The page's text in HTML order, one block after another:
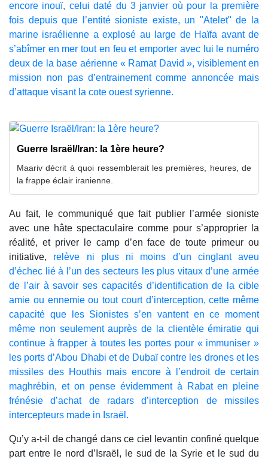
encore inouï, celui daté du 3 janvier où pour la première
fois depuis que l’entité sioniste existe, un "Atelet" de la
marine israélienne a explosé au large de Haïfa avant de
s’abîmer en mer tout en feu et emporter avec lui le numéro
deux de la base aérienne « Ramat David », visiblement en
mission non pas d’entrainement comme annoncée mais
d’attaque visant la cote ouest syrienne.
Guerre Israël/Iran: la 1ère heure?
Maariv décrit à quoi ressemblerait les premières, heures, de
la frappe éclair iranienne.
Au fait, le communiqué que fait publier l’armée sioniste
avec une hâte spectaculaire comme pour s’approprier la
réalité, et priver le camp d’en face de toute primeur ou
initiative, relève ni plus ni moins d’un cinglant aveu
d’échec lié à l’un des secteurs les plus vitaux d’une armée
de l’air à savoir ses capacités d’identification de la cible
amie ou ennemie ou tout court d’interception, cette même
capacité que les Sionistes s’en vantent en ce moment
même non seulement auprès de la clientèle émiratie qui
continue à frapper à toutes les portes pour « immuniser »
les ports d’Abou Dhabi et de Dubaï contre les drones et les
missiles des Houthis mais encore à l’endroit de certain
maghrébin, et on pense évidemment à Rabat en pleine
frénésie d’achat de radars d’interception de missiles
intercepteurs made in Israël.
Qu’y a-t-il de changé dans ce ciel levantin confiné quelque
part entre le nord d’Israël, le sud de la Syrie et le sud du